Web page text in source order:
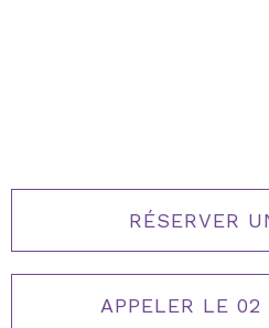
RÉSERVER
APPELER LE